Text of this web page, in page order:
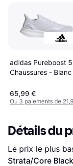
adidas Pureboost 5
Chaussures - Blanc
65,99 €
Ou 3 paiements de
Détails du
Le prix le plus
Strata/Core